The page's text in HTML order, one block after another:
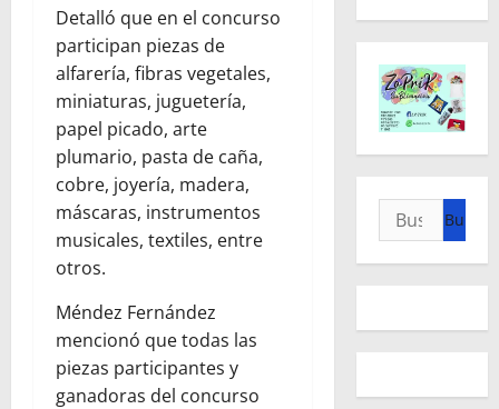
Detalló que en el concurso
participan piezas de
alfarería, fibras vegetales,
miniaturas, juguetería,
papel picado, arte
plumario, pasta de caña,
cobre, joyería, madera,
máscaras, instrumentos
musicales, textiles, entre
otros.
Méndez Fernández
mencionó que todas las
piezas participantes y
ganadoras del concurso
Buscar: